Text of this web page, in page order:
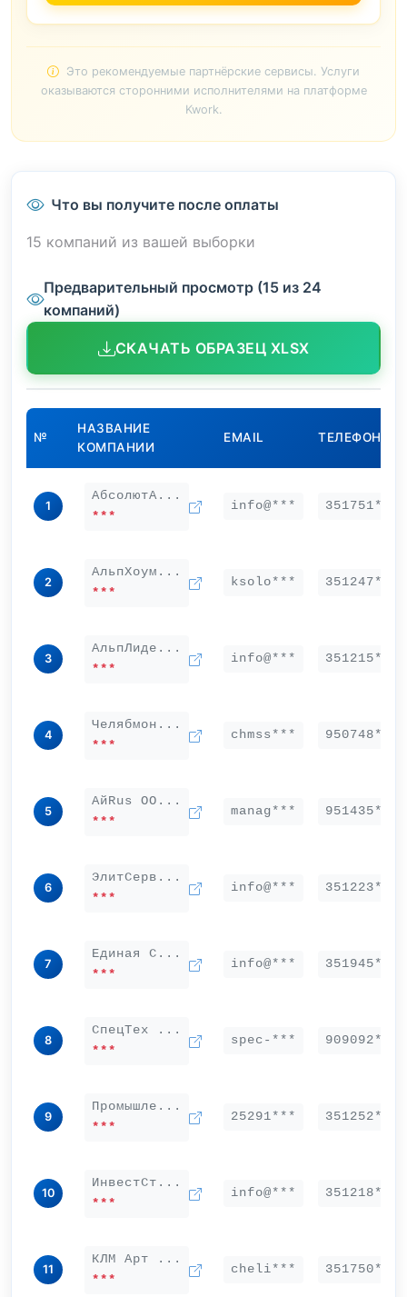
Это рекомендуемые партнёрские сервисы. Услуги
оказываются сторонними исполнителями на платформе
Kwork.
Что вы получите после оплаты
15 компаний из вашей выборки
Предварительный просмотр (15 из 24
компаний)
СКАЧАТЬ ОБРАЗЕЦ XLSX
№
НАЗВАНИЕ
КОМПАНИИ
EMAIL ТЕЛЕФОН
1
АбсолютА...
***
info@*** 351751***
2
АльпХоум...
***
ksolo*** 351247***
3
АльпЛиде...
***
info@*** 351215***
4
Челябмон...
***
chmss*** 950748***
5
АйRus ОО...
***
manag*** 951435***
6
ЭлитСерв...
***
info@*** 351223***
7
Единая С...
***
info@*** 351945***
8
СпецТех ...
***
spec-*** 909092***
9
Промышле...
***
25291*** 351252***
10
ИнвестСт...
***
info@*** 351218***
11
КЛМ Арт ...
***
cheli*** 351750***